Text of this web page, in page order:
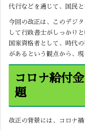
代行などを通じて、国民
今回の改正は、このデジ
して行政書士がしっかり
国家資格者として、時代
があるという観点から、
コロナ給付
題
改正の背景には、コロナ